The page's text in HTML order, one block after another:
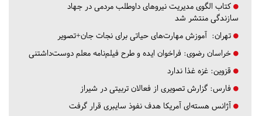
کتاب الگوی مدیریت نیروهای داوطلب مردمی در جهاد
سازندگی منتشر شد
تهران: آموزش مهارت‌های حیاتی برای نجات جان+تصویر
خراسان رضوی: فراخوان ایده و طرح فیلم‌نامه معلم دوست‌داشتنی
قزوین: غزه غذا ندارد
فارس: گزارش تصویری از فعالان تربیتی در شیراز
آژانس هسته‌ای آمریکا هدف نفوذ سایبری قرار گرفت